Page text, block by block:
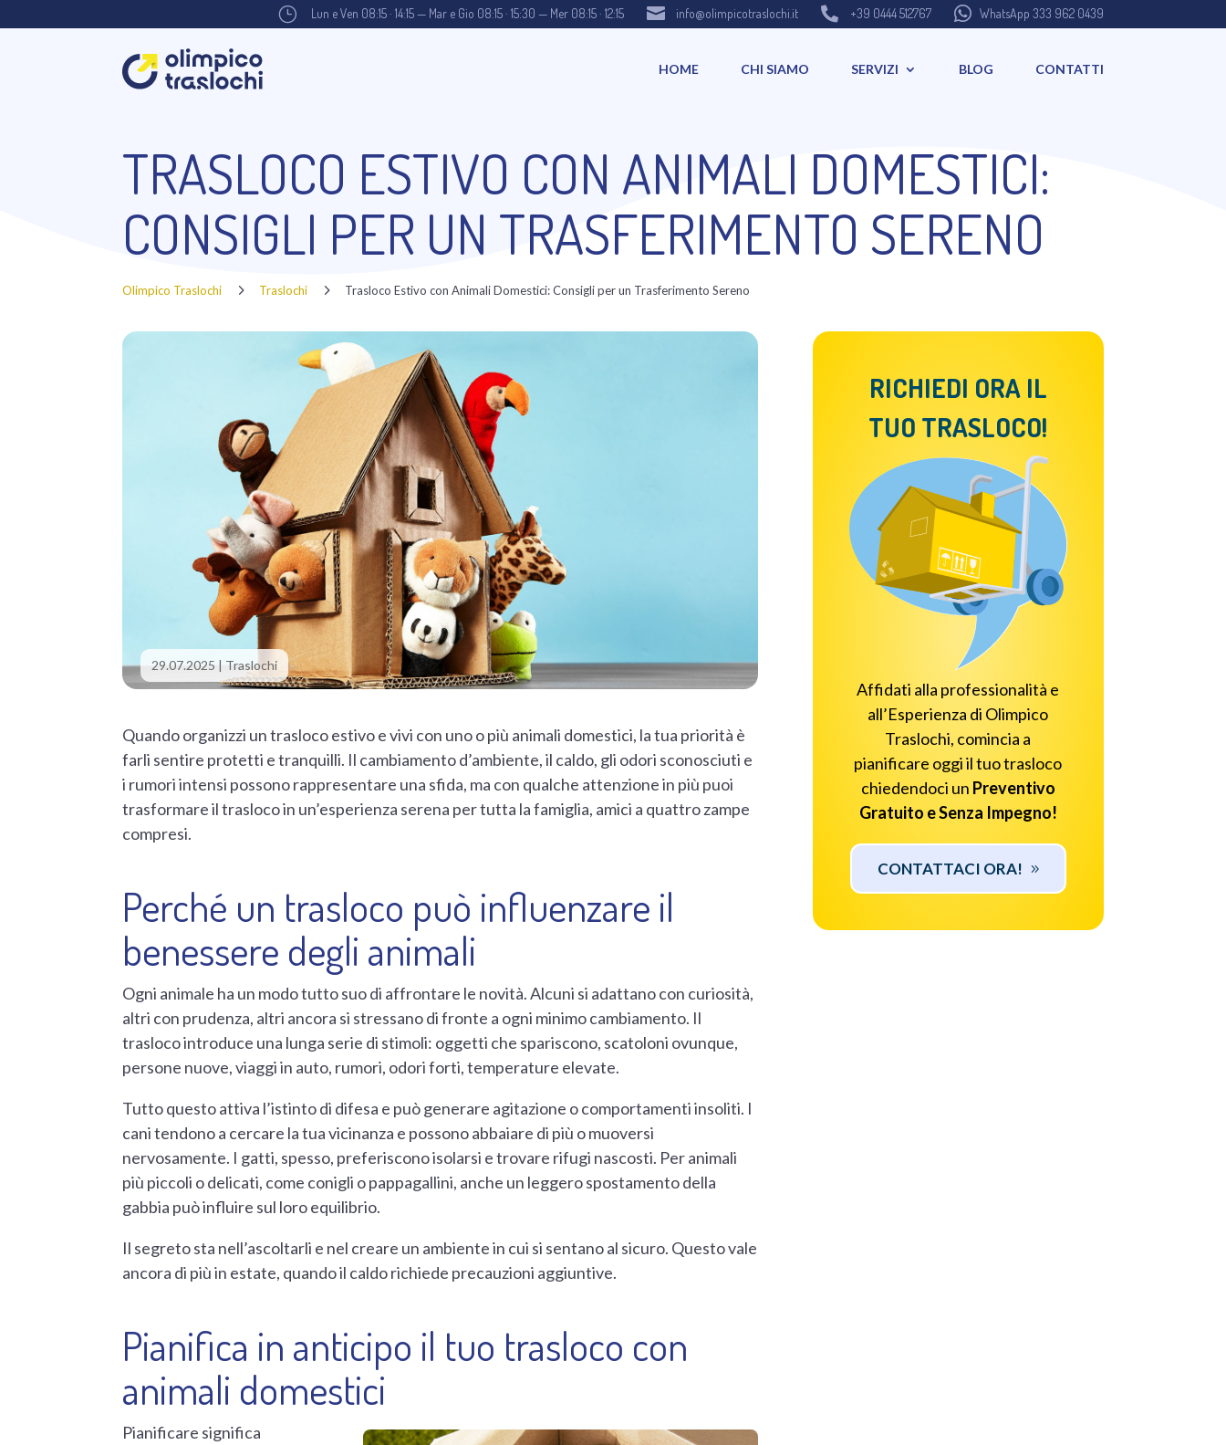
} Lun e Ven 08:15 · 14:15 — Mar e Gio 08:15 · 15:30 — Mer 08:15 · 12:15  info@olimpicotraslochi.it  +39 0444 512767  WhatsApp 333 962 0439
HOME CHI SIAMO SERVIZI BLOG CONTATTI
TRASLOCO ESTIVO CON ANIMALI DOMESTICI:
CONSIGLI PER UN TRASFERIMENTO SERENO
Olimpico Traslochi 5 Traslochi 5 Trasloco Estivo con Animali Domestici: Consigli per un Trasferimento Sereno
29.07.2025 | Traslochi
Quando organizzi un trasloco estivo e vivi con uno o più animali domestici, la tua priorità è
farli sentire protetti e tranquilli. Il cambiamento d’ambiente, il caldo, gli odori sconosciuti e
i rumori intensi possono rappresentare una sfida, ma con qualche attenzione in più puoi
trasformare il trasloco in un’esperienza serena per tutta la famiglia, amici a quattro zampe
compresi.
Perché un trasloco può influenzare il
benessere degli animali
Ogni animale ha un modo tutto suo di affrontare le novità. Alcuni si adattano con curiosità,
altri con prudenza, altri ancora si stressano di fronte a ogni minimo cambiamento. Il
trasloco introduce una lunga serie di stimoli: oggetti che spariscono, scatoloni ovunque,
persone nuove, viaggi in auto, rumori, odori forti, temperature elevate.
Tutto questo attiva l’istinto di difesa e può generare agitazione o comportamenti insoliti. I
cani tendono a cercare la tua vicinanza e possono abbaiare di più o muoversi
nervosamente. I gatti, spesso, preferiscono isolarsi e trovare rifugi nascosti. Per animali
più piccoli o delicati, come conigli o pappagallini, anche un leggero spostamento della
gabbia può influire sul loro equilibrio.
Il segreto sta nell’ascoltarli e nel creare un ambiente in cui si sentano al sicuro. Questo vale
ancora di più in estate, quando il caldo richiede precauzioni aggiuntive.
Pianifica in anticipo il tuo trasloco con
animali domestici
Pianificare significa
RICHIEDI ORA IL
TUO TRASLOCO!
Affidati alla professionalità e
all’Esperienza di Olimpico
Traslochi, comincia a
pianificare oggi il tuo trasloco
chiedendoci un Preventivo
Gratuito e Senza Impegno!
CONTATTACI ORA!